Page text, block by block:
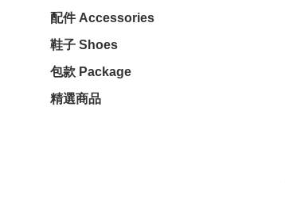
配件 Accessories
鞋子 Shoes
包款 Package
精選商品